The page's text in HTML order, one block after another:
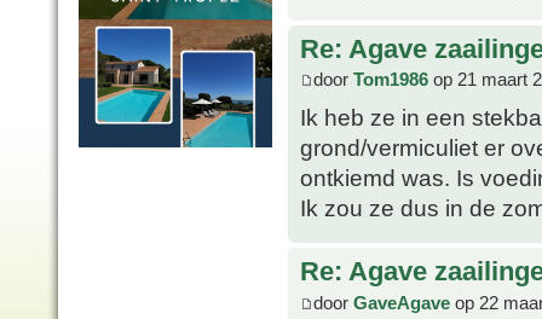
Re: Agave
door Tom1986 op 21 maart
Ik heb ze in een
grond/vermiculiet er
ontkiemd was. Is
Ik zou ze dus in de
Re: Agave
door GaveAgave op 22